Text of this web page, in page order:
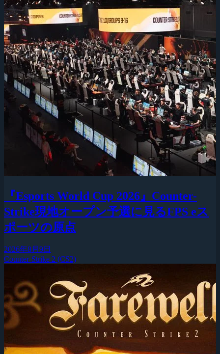
『Esports World Cup 2026』Counter-
Strike現地オープン予選に見るFPS eス
ポーツの原点
2026年8月9日
Counter-Strike 2 (CS2)